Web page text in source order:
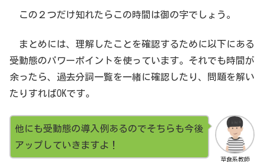
この２つだけ知れたらこの時間は御の字でしょう。
まとめには、理解したことを確認するために以下にある
受動態のパワーポイントを使っています。それでも時間が
余ったら、過去分詞一覧を一緒に確認したり、問題を解い
たりすればOKです。
草食系教師
他にも受動態の導入例あるのでそちらも今後
アップしていきますよ！